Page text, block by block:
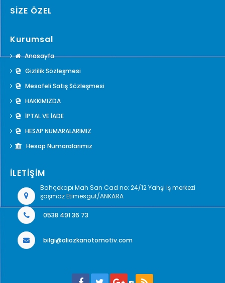
SİZE ÖZEL
Kurumsal
Anasayfa
Gizlilik Sözleşmesi
Mesafeli Satış Sözleşmesi
HAKKIMIZDA
İPTAL VE İADE
HESAP NUMARALARIMIZ
Hesap Numaralarımız
İLETİŞİM
Bahçekapı Mah San Cad no: 24/12 Yahşi İş merkezi
şaşmaz Etimesgut/ANKARA
0538 491 36 73
bilgi@aliozkanotomotiv.com